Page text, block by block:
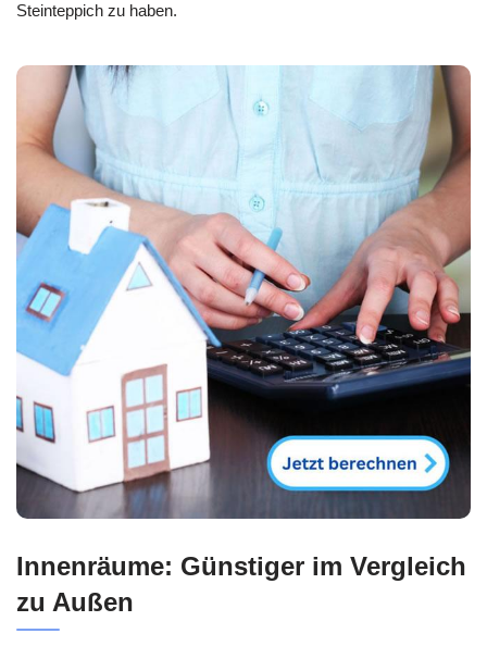
Steinteppich zu haben.
Innenräume: Günstiger im Vergleich
zu Außen